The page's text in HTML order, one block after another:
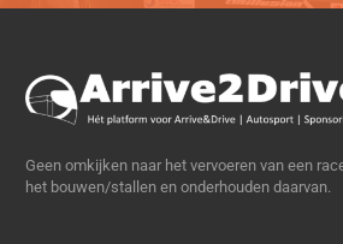
Geen omkijken naar het vervoeren van een
het bouwen/stallen en onderhouden daarvan.